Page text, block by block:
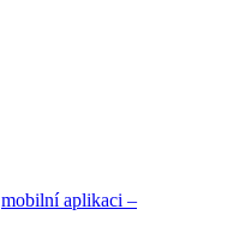
mobilní aplikaci –